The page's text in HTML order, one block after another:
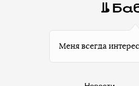
Меня всегда